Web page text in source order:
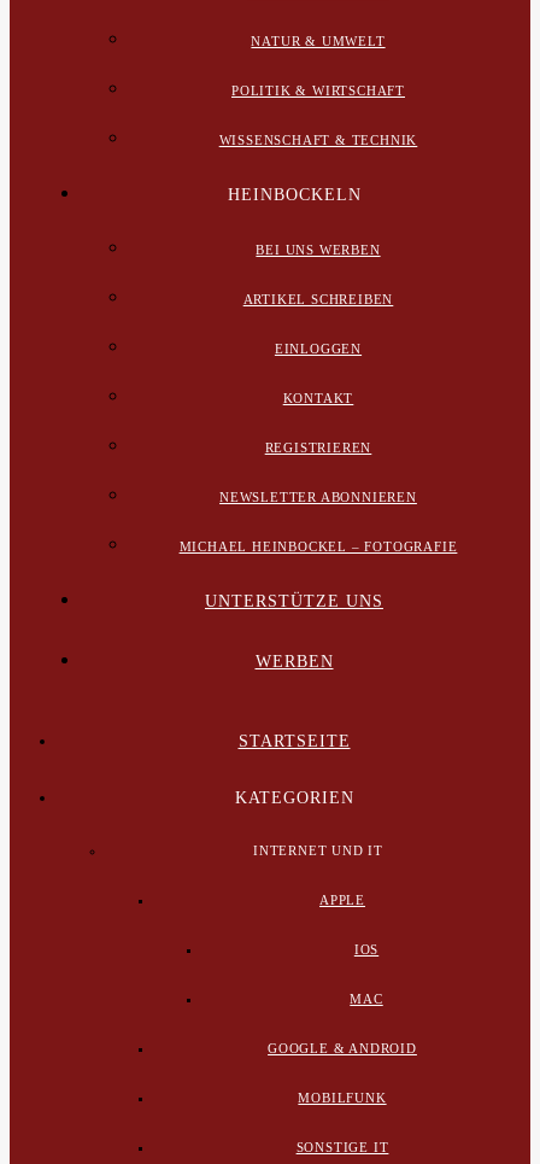
NATUR & UMWELT
POLITIK & WIRTSCHAFT
WISSENSCHAFT & TECHNIK
HEINBOCKELN
BEI UNS WERBEN
ARTIKEL SCHREIBEN
EINLOGGEN
KONTAKT
REGISTRIEREN
NEWSLETTER ABONNIEREN
MICHAEL HEINBOCKEL – FOTOGRAFIE
UNTERSTÜTZE UNS
WERBEN
STARTSEITE
KATEGORIEN
INTERNET UND IT
APPLE
IOS
MAC
GOOGLE & ANDROID
MOBILFUNK
SONSTIGE IT